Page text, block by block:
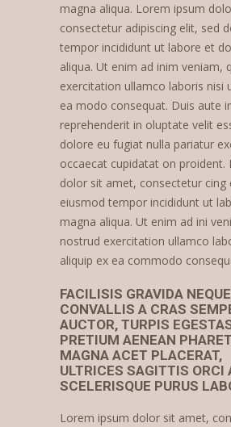
magna aliqua. Lorem ipsum
consectetur adipiscing elit, sed
tempor incididunt ut labore et
aliqua. Ut enim ad inim veniam,
exercitation ullamco laboris nisi
ea modo consequat. Duis aute
reprehenderit in oluptate velit
dolore eu fugiat nulla pariatur
occaecat cupidatat on proident.
dolor sit amet, consectetur cing
eiusmod tempor incididunt ut
magna aliqua. Ut enim ad ini
nostrud exercitation ullamco
aliquip ex ea commodo
FACILISIS GRAVIDA NEQUE
CONVALLIS A CRAS
AUCTOR, TURPIS
PRETIUM AENEAN
MAGNA ACET PLACERAT,
ULTRICES SAGITTIS ORCI
SCELERISQUE PURUS
Lorem ipsum dolor sit amet,